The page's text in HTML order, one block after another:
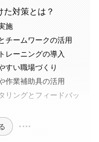
対策とは？
施
チームワークの活用
レーニングの導入
すい職場づくり
作業補助具の活用
リングとフィードバッ